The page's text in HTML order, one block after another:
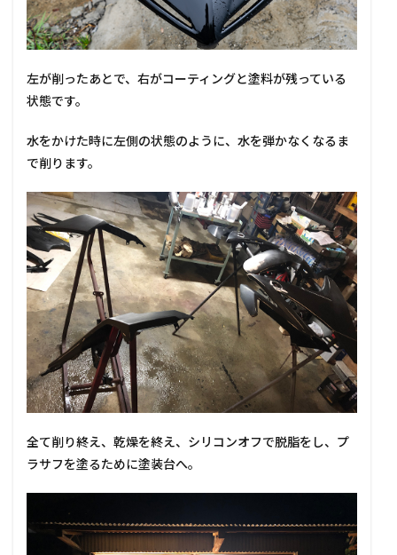
左が削ったあとで、右がコーティングと塗料が残っている
状態です。
水をかけた時に左側の状態のように、水を弾かなくなるま
で削ります。
全て削り終え、乾燥を終え、シリコンオフで脱脂をし、プ
ラサフを塗るために塗装台へ。